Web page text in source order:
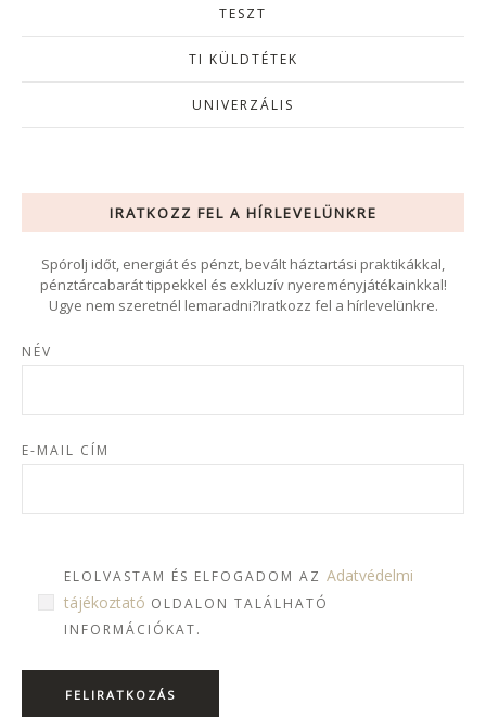
TESZT
TI KÜLDTÉTEK
UNIVERZÁLIS
IRATKOZZ FEL A HÍRLEVELÜNKRE
Spórolj időt, energiát és pénzt, bevált háztartási praktikákkal,
pénztárcabarát tippekkel és exkluzív nyereményjátékainkkal!
Ugye nem szeretnél lemaradni?Iratkozz fel a hírlevelünkre.
NÉV
E-MAIL CÍM
ELOLVASTAM ÉS ELFOGADOM AZ Adatvédelmi
tájékoztató OLDALON TALÁLHATÓ
INFORMÁCIÓKAT.